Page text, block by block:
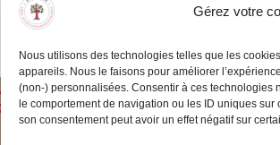
Gérez votre
Nous utilisons des technologies telles que les
appareils. Nous le faisons pour améliorer
(non-) personnalisées. Consentir à ces technologies
le comportement de navigation ou les ID uniques
son consentement peut avoir un effet négatif sur
tout-en-un